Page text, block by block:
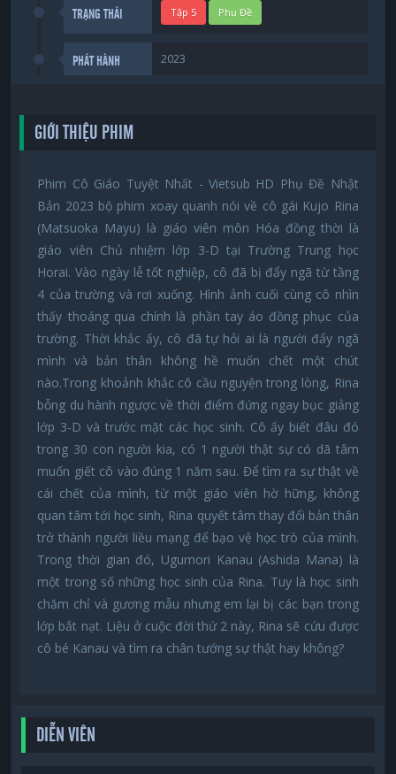
TRẠNG THÁI Tập 5 Phụ Đề
PHÁT HÀNH 2023
GIỚI THIỆU PHIM
Phim Cô Giáo Tuyệt Nhất - Vietsub HD Phụ Đề Nhật
Bản 2023 bộ phim xoay quanh nói về cô gái Kujo Rina
(Matsuoka Mayu) là giáo viên môn Hóa đồng thời là
giáo viên Chủ nhiệm lớp 3-D tại Trường Trung học
Horai. Vào ngày lễ tốt nghiệp, cô đã bị đẩy ngã từ tầng
4 của trường và rơi xuống. Hình ảnh cuối cùng cô nhìn
thấy thoáng qua chính là phần tay áo đồng phục của
trường. Thời khắc ấy, cô đã tự hỏi ai là người đẩy ngã
mình và bản thân không hề muốn chết một chút
nào.Trong khoảnh khắc cô cầu nguyện trong lòng, Rina
bỗng du hành ngược về thời điểm đứng ngay bục giảng
lớp 3-D và trước mặt các học sinh. Cô ấy biết đâu đó
trong 30 con người kia, có 1 người thật sự có dã tâm
muốn giết cô vào đúng 1 năm sau. Để tìm ra sự thật về
cái chết của mình, từ một giáo viên hờ hững, không
quan tâm tới học sinh, Rina quyết tâm thay đổi bản thân
trở thành người liều mạng để bạo vệ học trò của mình.
Trong thời gian đó, Ugumori Kanau (Ashida Mana) là
một trong số những học sinh của Rina. Tuy là học sinh
chăm chỉ và gương mẫu nhưng em lại bị các bạn trong
lớp bắt nạt. Liệu ở cuộc đời thứ 2 này, Rina sẽ cứu được
cô bé Kanau và tìm ra chân tướng sự thật hay không?
DIỄN VIÊN